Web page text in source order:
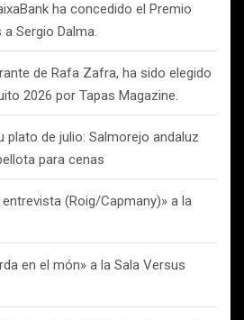
ha concedido el Premio
Sergio Dalma.
de Rafa Zafra, ha sido elegido
2026 por Tapas Magazine.
plato de julio: Salmorejo andaluz
para cenas
entrevista (Roig/Capmany)» a la
en el món» a la Sala Versus